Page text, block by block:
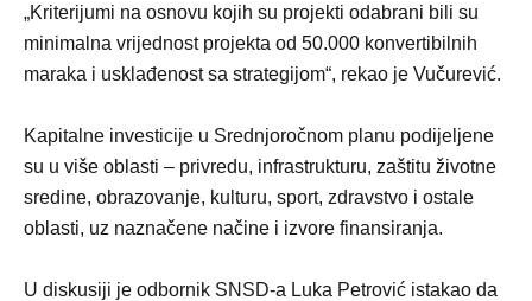
„Kriterijumi na osnovu kojih su projekti odabrani bili su
minimalna vrijednost projekta od 50.000 konvertibilnih
maraka i usklađenost sa strategijom“, rekao je Vučurević.
Kapitalne investicije u Srednjoročnom planu podijeljene
su u više oblasti – privredu, infrastrukturu, zaštitu životne
sredine, obrazovanje, kulturu, sport, zdravstvo i ostale
oblasti, uz naznačene načine i izvore finansiranja.
U diskusiji je odbornik SNSD-a Luka Petrović istakao da